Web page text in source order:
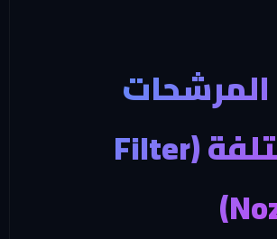
المختلفة (Filter